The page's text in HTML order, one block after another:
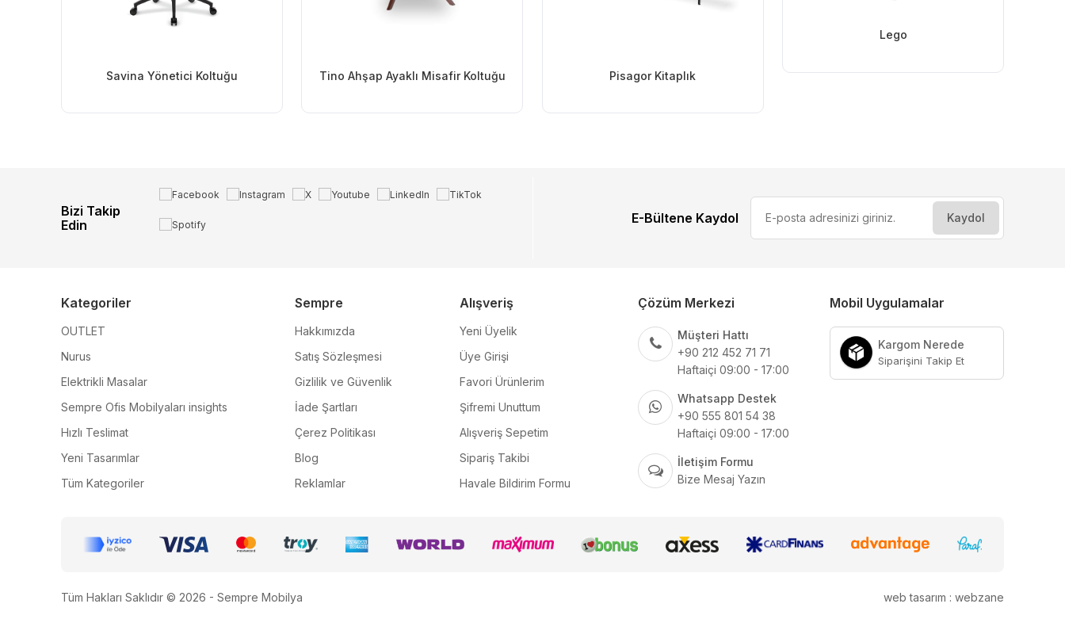
Savina Yönetici Koltuğu Tino Ahşap Ayaklı Misafir Koltuğu Pisagor Kitaplık
Lego
Bizi Takip
Edin
E-Bültene Kaydol
Kategoriler
OUTLET
Nurus
Elektrikli Masalar
Sempre Ofis Mobilyaları insights
Hızlı Teslimat
Yeni Tasarımlar
Tüm Kategoriler
Sempre
Hakkımızda
Satış Sözleşmesi
Gizlilik ve Güvenlik
İade Şartları
Çerez Politikası
Blog
Reklamlar
Alışveriş
Yeni Üyelik
Üye Girişi
Favori Ürünlerim
Şifremi Unuttum
Alışveriş Sepetim
Sipariş Takibi
Havale Bildirim Formu
Çözüm Merkezi
Müşteri Hattı
+90 212 452 71 71
Haftaiçi 09:00 - 17:00
Whatsapp Destek
+90 555 801 54 38
Haftaiçi 09:00 - 17:00
İletişim Formu
Bize Mesaj Yazın
Mobil Uygulamalar
Kargom Nerede
Siparişini Takip Et
Tüm Hakları Saklıdır © 2026 - Sempre Mobilya web tasarım : webzane